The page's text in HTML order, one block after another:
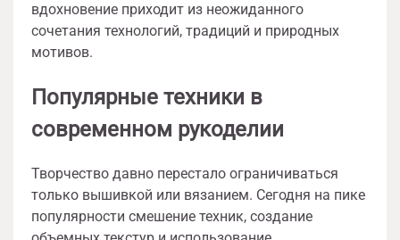
вдохновение приходит из неожиданного
сочетания технологий, традиций и природных
мотивов.
Популярные техники в
современном рукоделии
Творчество давно перестало ограничиваться
только вышивкой или вязанием. Сегодня на пике
популярности смешение техник, создание